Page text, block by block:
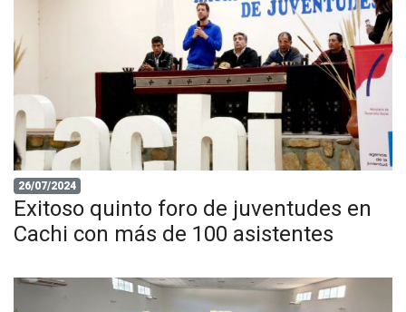
26/07/2024
Exitoso quinto foro de juventudes en
Cachi con más de 100 asistentes